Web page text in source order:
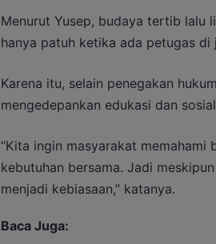
Menurut Yusep, budaya tertib lalu
hanya patuh ketika ada petugas di
Karena itu, selain penegakan
mengedepankan edukasi dan
“Kita ingin masyarakat memahami
kebutuhan bersama. Jadi
menjadi kebiasaan,” katanya.
Baca Juga: